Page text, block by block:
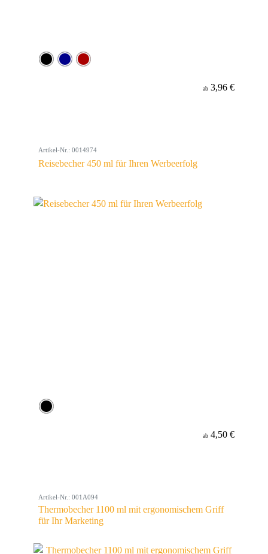
ab 3,96 €
Artikel-Nr.: 0014974
Reisebecher 450 ml für Ihren Werbeerfolg
ab 4,50 €
Artikel-Nr.: 001A094
Thermobecher 1100 ml mit ergonomischem Griff
für Ihr Marketing